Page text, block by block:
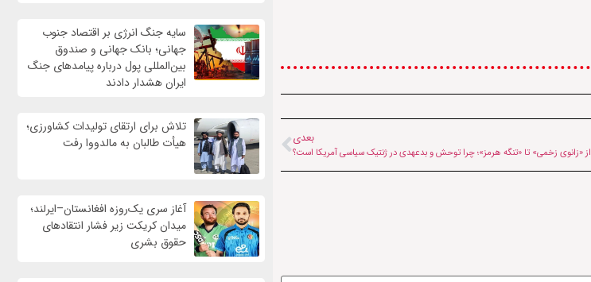
بعدی
از «زانوی زخمی» تا «تنگه هرمز»؛ چرا توحش و بدعهدی در ژنتیک سیاسی آمریکا است؟
سایه جنگ انرژی بر اقتصاد جنوب
جهانی؛ بانک جهانی و صندوق
بین‌المللی پول درباره پیامدهای جنگ
ایران هشدار دادند
تلاش برای ارتقای تولیدات کشاورزی؛
هیأت طالبان به مالدووا رفت
آغاز سری یک‌روزه افغانستان–ایرلند؛
میدان کریکت زیر فشار انتقادهای
حقوق بشری